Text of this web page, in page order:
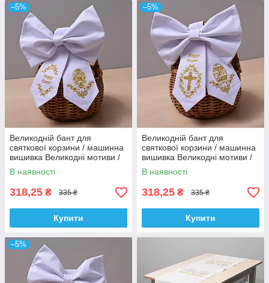
–5%
Великодній бант для
святкової корзини / машинна
вишивка Великодні мотиви /
колір - білий.
В наявності
318,25 ₴ 335 ₴
Купити
–5%
Великодній бант для
святкової корзини / машинна
вишивка Великодні мотиви /
колір - білий.
В наявності
318,25 ₴ 335 ₴
Купити
–5%